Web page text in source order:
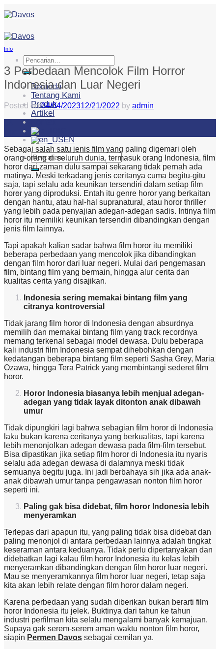
to
Pencarian
untuk:
Beranda
Tentang Kami
Produk
Artikel
Kontak
EN
Pencarian
untuk:
Info
3 Perbedaan Mencolok Film Horror
Indonesia dan Luar Negeri
Posted on04/04/202312/21/2022 by admin
Sebagai salah satu jenis film yang paling digemari oleh
orang-orang di seluruh dunia, termasuk orang Indonesia, film
horor dari zaman dulu sampai sekarang tidak pernah ada
matinya. Meski terkadang jenis ceritanya cuma begitu-gitu
saja, tapi selalu ada keunikan tersendiri dalam setiap film
horor yang diproduksi. Entah itu genre horor yang berkaitan
dengan hantu, atau hal-hal supranatural, atau horor thriller
yang lebih pada penyajian adegan-adegan sadis. Intinya film
horor itu memiliki keunikan tersendiri dibandingkan dengan
jenis film lainnya.
Tapi apakah kalian sadar bahwa film horor itu memiliki
beberapa perbedaan yang mencolok jika dibandingkan
dengan film horor dari luar negeri. Mulai dari pengemasan
film, bintang film yang bermain, hingga alur cerita dan
kualitas cerita yang disajikan.
Indonesia sering memakai bintang film yang
citranya kontroversial
Tidak jarang film horor di Indonesia dengan absurdnya
memilih dan memakai bintang film yang track recordnya
memang terkenal sebagai model dewasa. Dulu beberapa
kali industri film Indonesia sempat dihebohkan dengan
kedatangan beberapa bintang film seperti Sasha Grey, Maria
Ozawa, hingga Tera Patrick yang membintangi sederet film
horor.
Horor Indonesia biasanya lebih menjual adegan-
adegan yang tidak layak ditonton anak dibawah
umur
Tidak dipungkiri lagi bahwa sebagian film horor di Indonesia
laku bukan karena ceritanya yang berkualitas, tapi karena
lebih menonjolkan adegan dewasa pada film-film tersebut.
Bisa dipastikan jika setiap film horor di Indonesia itu nyaris
selalu ada adegan dewasa di dalamnya meski tidak
semuanya begitu juga. Ini jadi berbahaya sih jika ada anak-
anak dibawah umur tanpa pengawasan nonton film horor
seperti ini.
Paling gak bisa didebat, film horor Indonesia lebih
menyeramkan
Terlepas dari apapun itu, yang paling tidak bisa didebat dan
paling menonjol di antara perbedaan lainnya adalah tingkat
keseraman antara keduanya. Tidak perlu dipertanyakan dan
didebatkan lagi kalau film horor Indonesia itu kelas lebih
menyeramkan dibandingkan dengan film horor luar negeri.
Mau se menyeramkannya film horor luar negeri, tetap saja
kita akan lebih relate dengan film horor dalam negeri.
Karena perbedaan yang sudah diberikan bukan berarti film
horor Indonesia itu jelek. Buktinya dari tahun ke tahun
industri perfilman kita selalu mengalami banyak kemajuan.
Supaya gak serem-serem aman waktu nonton film horor,
siapin Permen Davos sebagai cemilan ya.